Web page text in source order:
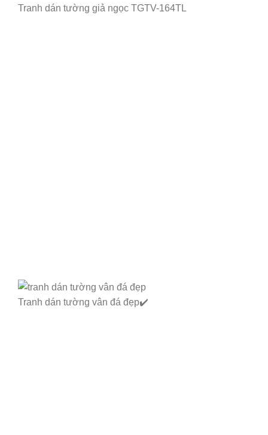
Tranh dán tường giả ngọc TGTV-164TL
Tranh dán tường vân đá đẹp✔️